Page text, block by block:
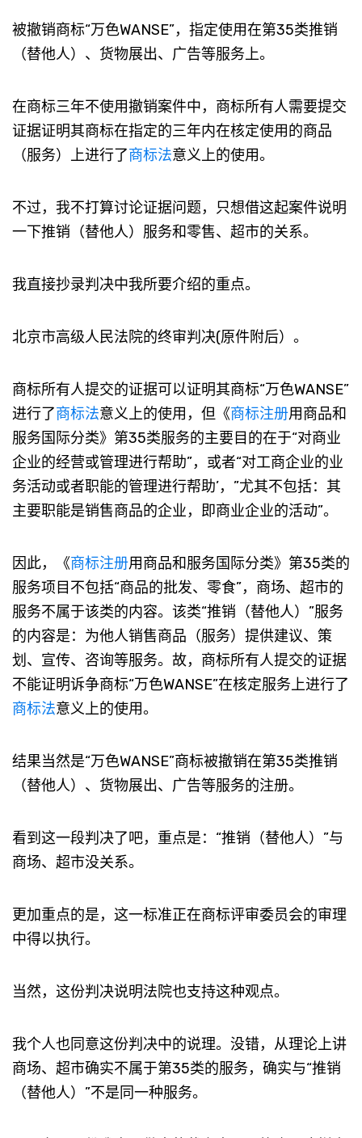
被撤销商标“万色WANSE”，指定使用在第35类推销
（替他人）、货物展出、广告等服务上。
在商标三年不使用撤销案件中，商标所有人需要提交
证据证明其商标在指定的三年内在核定使用的商品
（服务）上进行了商标法意义上的使用。
不过，我不打算讨论证据问题，只想借这起案件说明
一下推销（替他人）服务和零售、超市的关系。
我直接抄录判决中我所要介绍的重点。
北京市高级人民法院的终审判决(原件附后）。
商标所有人提交的证据可以证明其商标“万色WANSE”
进行了商标法意义上的使用，但《商标注册用商品和
服务国际分类》第35类服务的主要目的在于“对商业
企业的经营或管理进行帮助”，或者“对工商企业的业
务活动或者职能的管理进行帮助’，”尤其不包括：其
主要职能是销售商品的企业，即商业企业的活动”。
因此，《商标注册用商品和服务国际分类》第35类的
服务项目不包括“商品的批发、零食”，商场、超市的
服务不属于该类的内容。该类“推销（替他人）”服务
的内容是：为他人销售商品（服务）提供建议、策
划、宣传、咨询等服务。故，商标所有人提交的证据
不能证明诉争商标“万色WANSE”在核定服务上进行了
商标法意义上的使用。
结果当然是“万色WANSE”商标被撤销在第35类推销
（替他人）、货物展出、广告等服务的注册。
看到这一段判决了吧，重点是：“推销（替他人）”与
商场、超市没关系。
更加重点的是，这一标准正在商标评审委员会的审理
中得以执行。
当然，这份判决说明法院也支持这种观点。
我个人也同意这份判决中的说理。没错，从理论上讲
商场、超市确实不属于第35类的服务，确实与“推销
（替他人）”不是同一种服务。